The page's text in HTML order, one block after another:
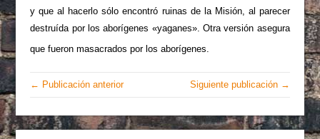
y que al hacerlo sólo encontró ruinas de la Misión, al parecer
destruída por los aborígenes «yaganes». Otra versión asegura
que fueron masacrados por los aborígenes.
← Publicación anterior Siguiente publicación →